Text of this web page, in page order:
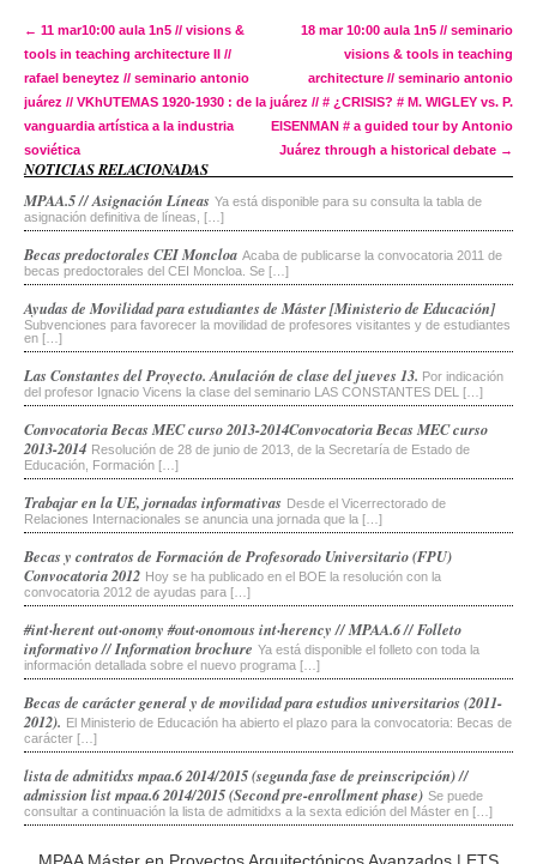
Post navigation
← 11 mar10:00 aula 1n5 // visions &
tools in teaching architecture II //
rafael beneytez // seminario antonio
juárez // VKhUTEMAS 1920-1930 : de la
vanguardia artística a la industria
soviética
18 mar 10:00 aula 1n5 // seminario
visions & tools in teaching
architecture // seminario antonio
juárez // # ¿CRISIS? # M. WIGLEY vs. P.
EISENMAN # a guided tour by Antonio
Juárez through a historical debate →
NOTICIAS RELACIONADAS
MPAA.5 // Asignación Líneas Ya está disponible para su consulta la tabla de
asignación definitiva de líneas, […]
Becas predoctorales CEI Moncloa Acaba de publicarse la convocatoria 2011 de
becas predoctorales del CEI Moncloa. Se […]
Ayudas de Movilidad para estudiantes de Máster [Ministerio de Educación]
Subvenciones para favorecer la movilidad de profesores visitantes y de estudiantes
en […]
Las Constantes del Proyecto. Anulación de clase del jueves 13. Por indicación
del profesor Ignacio Vicens la clase del seminario LAS CONSTANTES DEL […]
Convocatoria Becas MEC curso 2013-2014Convocatoria Becas MEC curso
2013-2014 Resolución de 28 de junio de 2013, de la Secretaría de Estado de
Educación, Formación […]
Trabajar en la UE, jornadas informativas Desde el Vicerrectorado de
Relaciones Internacionales se anuncia una jornada que la […]
Becas y contratos de Formación de Profesorado Universitario (FPU)
Convocatoria 2012 Hoy se ha publicado en el BOE la resolución con la
convocatoria 2012 de ayudas para […]
#int·herent out·onomy #out·onomous int·herency // MPAA.6 // Folleto
informativo // Information brochure Ya está disponible el folleto con toda la
información detallada sobre el nuevo programa […]
Becas de carácter general y de movilidad para estudios universitarios (2011-
2012). El Ministerio de Educación ha abierto el plazo para la convocatoria: Becas de
carácter […]
lista de admitidxs mpaa.6 2014/2015 (segunda fase de preinscripción) //
admission list mpaa.6 2014/2015 (Second pre-enrollment phase) Se puede
consultar a continuación la lista de admitidxs a la sexta edición del Máster en […]